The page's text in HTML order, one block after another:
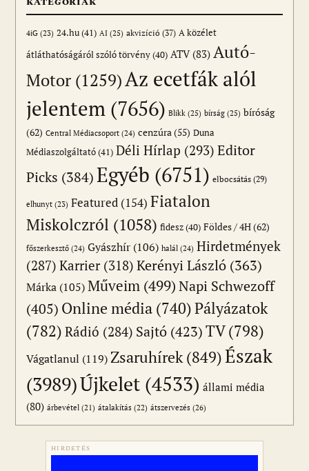
4iG (23) 24.hu(41) AI (25) akvizíció (37) A közélet
átláthatóságáról szóló törvény(40) ATV(83) Autó-
Motor (1259)Az ecetfák alól
jelentem (7656) Blikk (25) bírság (25) bíróság
(62) Central Médiacsoport (24) cenzúra(55) Duna
Médiaszolgáltató(41) Déli Hírlap (293) Editor
Picks (384)Egyéb (6751) elbocsátás (29)
elhunyt (23) Featured (154) Fiatalon
Miskolczról (1058) fidesz(40) Földes / 4H(62)
főszerkesztő (24) Gyászhír (106) halál (24) Hirdetmények
(287) Karrier(318) Kerényi László (363)
Márka (105) Műveim (499)Napi Schwezoff
(405) Online média (740)Pályázatok
(782) Rádió (284) Sajtó (423)TV(798)
Vágatlanul (119) Zsaruhírek (849)Észak
(3989)Újkelet (4533) állami média
(80) árbevétel (21) átalakítás (22) átszervezés (26)
HIRDETÉS